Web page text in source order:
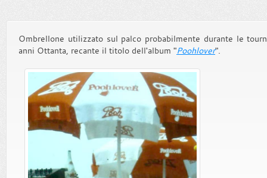
Ombrellone utilizzato sul palco probabilmente durante le
anni Ottanta, recante il titolo dell'album "Poohlover".